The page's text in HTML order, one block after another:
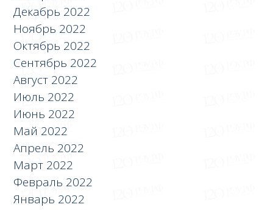
Декабрь 2022
Ноябрь 2022
Октябрь 2022
Сентябрь 2022
Август 2022
Июль 2022
Июнь 2022
Май 2022
Апрель 2022
Март 2022
Февраль 2022
Январь 2022